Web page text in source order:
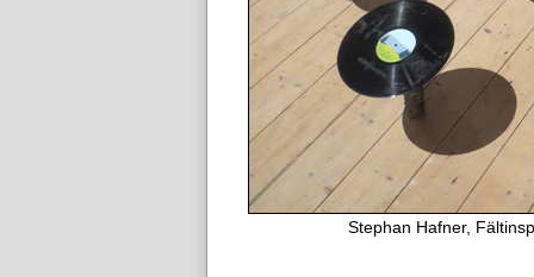
Stephan Hafner,